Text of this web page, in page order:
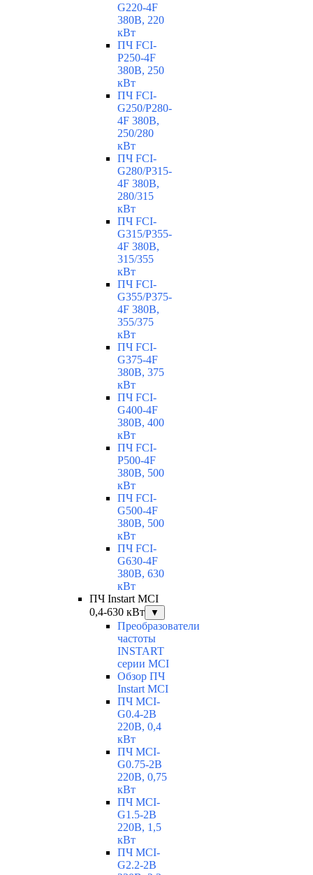
G220-4F
380В, 220
кВт
ПЧ FCI-
P250-4F
380В, 250
кВт
ПЧ FCI-
G250/P280-
4F 380В,
250/280
кВт
ПЧ FCI-
G280/P315-
4F 380В,
280/315
кВт
ПЧ FCI-
G315/P355-
4F 380В,
315/355
кВт
ПЧ FCI-
G355/P375-
4F 380В,
355/375
кВт
ПЧ FCI-
G375-4F
380В, 375
кВт
ПЧ FCI-
G400-4F
380В, 400
кВт
ПЧ FCI-
P500-4F
380В, 500
кВт
ПЧ FCI-
G500-4F
380В, 500
кВт
ПЧ FCI-
G630-4F
380В, 630
кВт
ПЧ Instart MCI
0,4-630 кВт
▼
Преобразователи
частоты
INSTART
серии MCI
Обзор ПЧ
Instart MCI
ПЧ MCI-
G0.4-2B
220В, 0,4
кВт
ПЧ MCI-
G0.75-2B
220В, 0,75
кВт
ПЧ MCI-
G1.5-2B
220В, 1,5
кВт
ПЧ MCI-
G2.2-2B